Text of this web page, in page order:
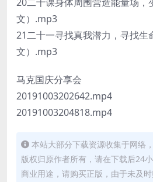
文）.mp3
21二十一寻找真我潜力，寻找生
文）.mp3
马克国庆分享会
20191003202642.mp4
20191003204818.mp4
本站大部分下载资源收集于网络
版权归原作者所有，请在下载后24
商业用途，请购买正版，由于未及